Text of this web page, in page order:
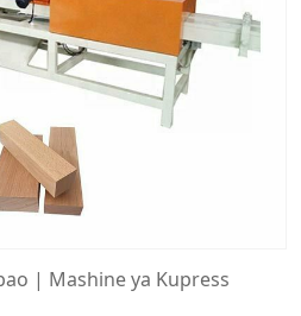
| Mashine ya Kupress